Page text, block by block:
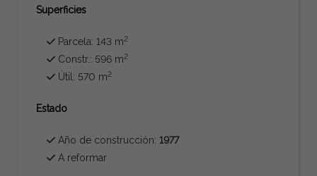
Superficies
Parcela: 143 m2
Constr.: 596 m2
Útil: 570 m2
Estado
Año de construcción:1977
A reformar